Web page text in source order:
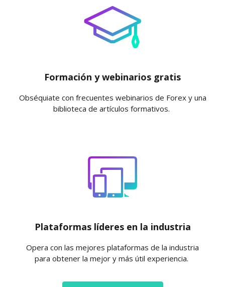
Formación y webinarios gratis
Obséquiate con frecuentes webinarios de Forex y una
biblioteca de artículos formativos.
Plataformas líderes en la industria
Opera con las mejores plataformas de la industria
para obtener la mejor y más útil experiencia.